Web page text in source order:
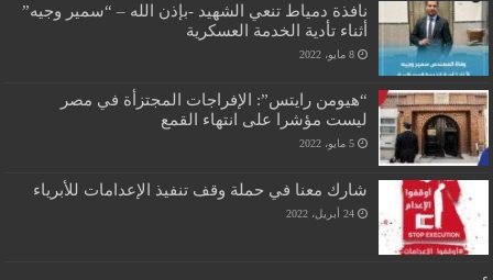
نافذة دمياط تنعي الشهيد -بإذن الله – “سمير وجيه”
أثناء تأدية الخدمة العسكرية
8 مايو، 2022
“هيومن رايتس”: الإفراجات المجتزأة في مصر
ليست مؤشرا على انتهاء القمع
5 مايو، 2022
شارك معنا في حملة وقف تنفيذ الإعدامات للأبرياء
24 أبريل، 2022